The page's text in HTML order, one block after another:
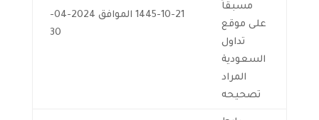
مسبقاً
على موقع
تداول
السعودية
المراد
تصحيحه
1445-10-21 الموافق 2024-04-
30